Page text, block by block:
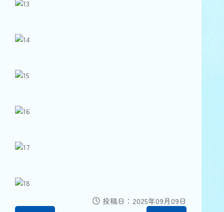
投稿日：2025年09月09日